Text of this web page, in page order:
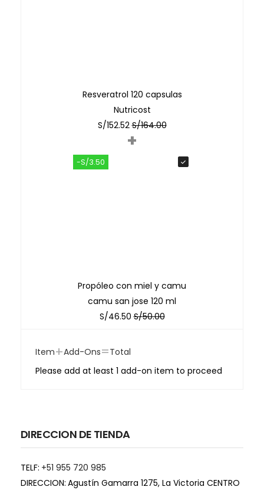
Resveratrol 120 capsulas
Nutricost
S/152.52 S/164.00
+
-S/3.50
Propóleo con miel y camu
camu san jose 120 ml
S/46.50 S/50.00
Item+Add-Ons=Total
Please add at least 1 add-on item to proceed
DIRECCION DE TIENDA
TELF: +51 955 720 985
DIRECCION: Agustín Gamarra 1275, La Victoria CENTRO